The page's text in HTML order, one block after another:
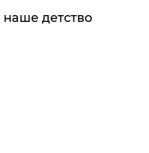
детство